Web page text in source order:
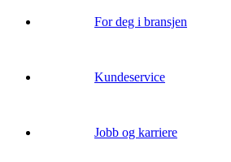
For deg i bransjen
Kundeservice
Jobb og karriere